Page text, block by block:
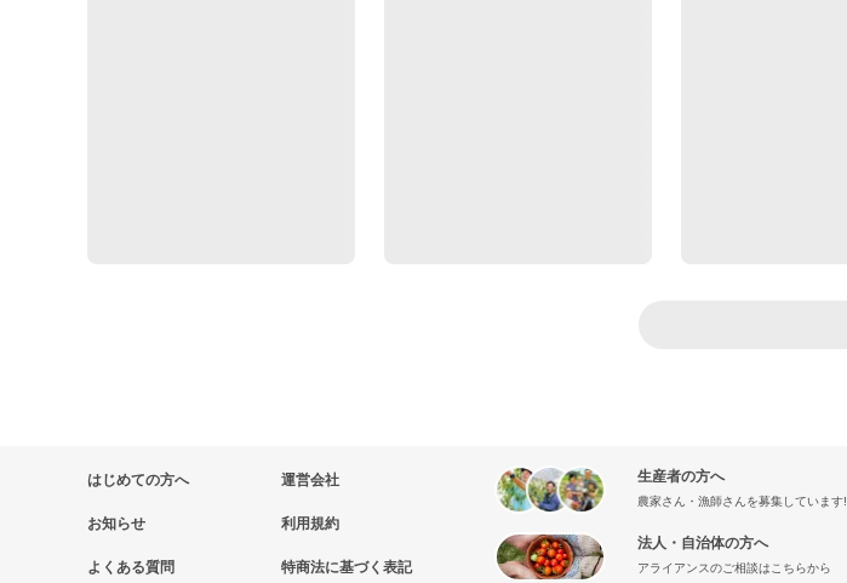
はじめての方へ
お知らせ
よくある質問
運営会社
利用規約
特商法に基づく表記
生産者の方へ
農家さん・漁師さんを募集しています!
法人・自治体の方へ
アライアンスのご相談はこちらから